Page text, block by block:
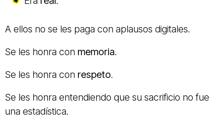
A ellos no se les paga con aplausos digitales.
Se les honra con memoria.
Se les honra con respeto.
Se les honra entendiendo que su sacrificio no fue
una estadística.